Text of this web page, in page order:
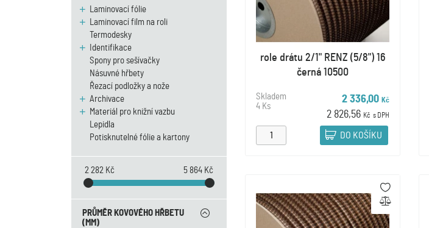
Laminovací fólie
Laminovací film na roli
Termodesky
Identifikace
Spony pro sešívačky
Násuvné hřbety
Řezací podložky a nože
Archivace
Materiál pro knižní vazbu
Lepidla
Potisknutelné fólie a kartony
2 282 Kč 5 864 Kč
PRŮMĚR KOVOVÉHO HŘBETU
(MM)
role drátu 2/1" RENZ (5/8") 16
černá 10500
Skladem
4 Ks
2 336,00 Kč
2 826,56 Kč s DPH
DO KOŠÍKU